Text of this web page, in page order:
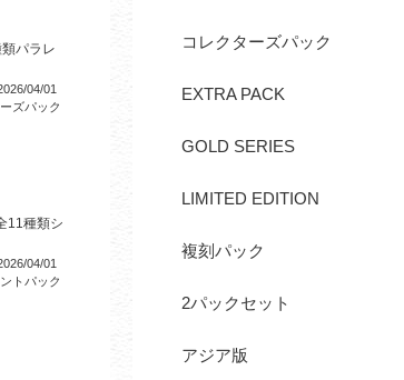
パラレ
04/01
ズパック
11種類シ
04/01
トパック
コレクターズパック
EXTRA PACK
GOLD SERIES
LIMITED EDITION
複刻パック
2パックセット
アジア版